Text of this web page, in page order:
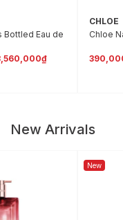
Bottled Eau de
CHLOE
Chloe
New Arrivals
New